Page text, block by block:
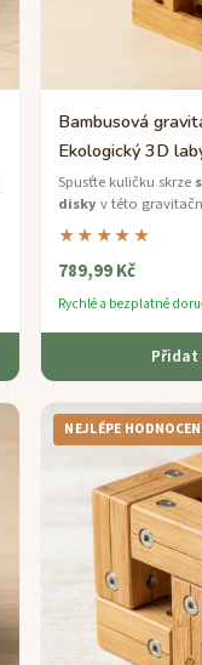
Bambusová
Ekologický 3D
Spusťte kuličku skrze
disky v této
★★★★★
789,99 Kč
Rychlé a bezplatné
Přidat
NEJLÉPE